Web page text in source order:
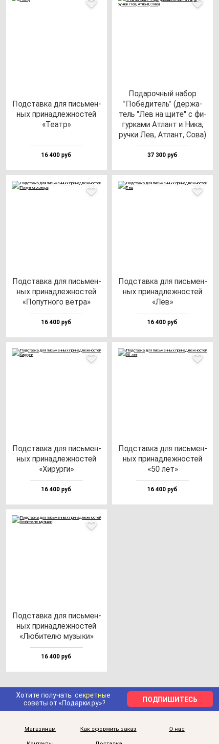
Под­став­ка для пись­мен­
ных при­над­леж­нос­тей
«Театр»
16 400 руб
Пода­роч­ный на­бор
"Побе­ди­тель" (дер­жа­
тель "Лев на щи­те" с фи­
гур­ка­ми Атлант и Ника,
руч­ки Лев, Атлант, Сова)
37 300 руб
Под­став­ка для пись­мен­
ных при­над­леж­нос­тей
«Попут­но­го вет­ра»
16 400 руб
Под­став­ка для пись­мен­
ных при­над­леж­нос­тей
«Лев»
16 400 руб
Под­став­ка для пись­мен­
ных при­над­леж­нос­тей
«Хирур­ги»
16 400 руб
Под­став­ка для пись­мен­
ных при­над­леж­нос­тей
«50 лет»
16 400 руб
Под­став­ка для пись­мен­
ных при­над­леж­нос­тей
«Люби­те­лю му­зы­ки»
16 400 руб
Хотите получать секретные
советы от «Подарки.ру»?
ПОДПИШИТЕСЬ
Магазинам Как оформить заказ О нас